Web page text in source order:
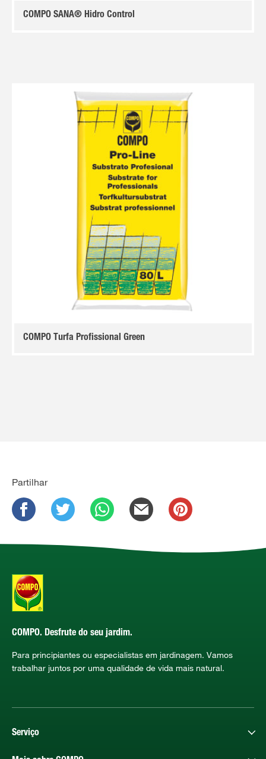
COMPO SANA® Hidro Control
COMPO Turfa Profissional Green
Partilhar
COMPO. Desfrute do seu jardim.
Para principiantes ou especialistas em jardinagem. Vamos
trabalhar juntos por uma qualidade de vida mais natural.
Serviço